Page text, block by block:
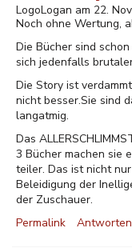
LogoLogan am 22.
Noch ohne Wertung,
Die Bücher sind
sich jedenfalls
Die Story ist
nicht besser.Sie sind
langatmig.
Das
3 Bücher machen sie
teiler. Das ist nicht
Beleidigung der
der Zuschauer.
Permalink
Antworten